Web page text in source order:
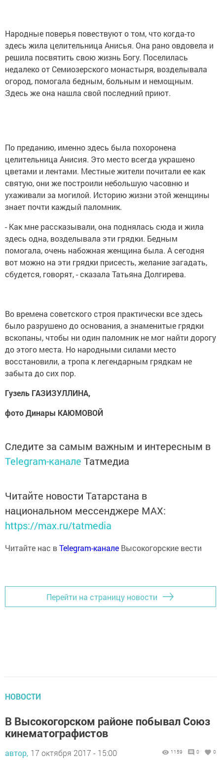
Народные поверья повествуют о том, что когда-то
здесь жила целительница Анисья. Она рано овдовела и
решила посвятить свою жизнь Богу. Поселилась
недалеко от Семиозерского монастыря, возделывала
огород, помогала бедным, больным и немощным.
Здесь же она нашла свой последний приют.
По преданию, именно здесь была похоронена
целительница Анисия. Это место всегда украшено
цветами и лентами. Местные жители почитали ее как
святую, они же построили небольшую часовню и
ухаживали за могилой. Историю жизни этой женщины
знает почти каждый паломник.
- Как мне рассказывали, она поднялась сюда и жила
здесь одна, возделывала эти грядки. Бедным
помогала, очень набожная женщина была. А сегодня
вот можно на эти грядки присесть, желание загадать,
сбудется, говорят, - сказала Татьяна Долгирева.
Во времена советского строя практически все здесь
было разрушено до основания, а знаменитые грядки
вскопаны, чтобы ни один паломник не мог найти дорогу
до этого места. Но народными силами место
восстановили, а тропа к легендарным грядкам не
забыта до сих пор.
Гузель ГАЗИЗУЛЛИНА,
фото Динары КАЮМОВОЙ
Следите за самым важным и интересным в
Telegram-канале Татмедиа
Читайте новости Татарстана в
национальном мессенджере MАХ:
https://max.ru/tatmedia
Читайте нас вTelegram-канале Высокогорские вести
Перейти на страницу новости
НОВОСТИ
В Высокогорском районе побывал Союз
кинематографистов
автор, 17 октября 2017 - 15:00 1159 0 0